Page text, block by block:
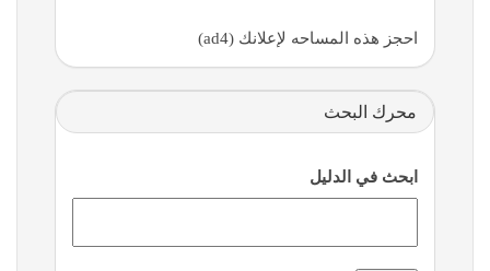
احجز هذه المساحه لإعلانك (ad4)
محرك البحث
ابحث في الدليل